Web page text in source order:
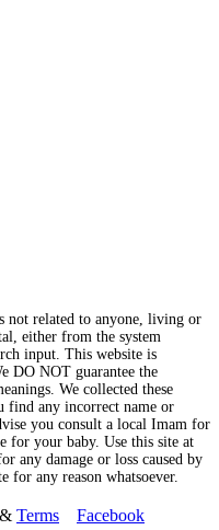
not related to anyone, living or
either from the system
input. This website is
DO NOT guarantee the
We collected these
find any incorrect name or
you consult a local Imam for
for your baby. Use this site at
any damage or loss caused by
for any reason whatsoever.
& Terms
Facebook